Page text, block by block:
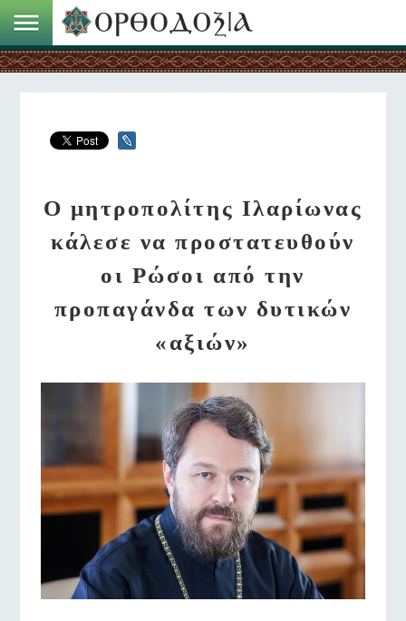
Ο μητροπολίτης Ιλαρίωνας
κάλεσε να προστατευθούν
οι Ρώσοι από την
προπαγάνδα των δυτικών
«αξιών»